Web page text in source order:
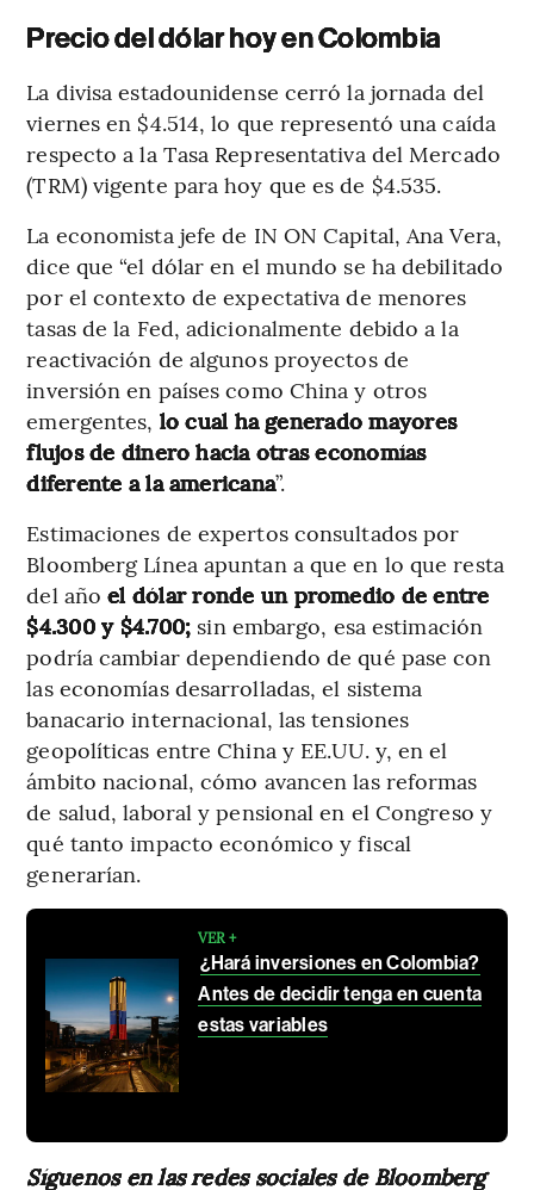
Precio del dólar hoy en Colombia
La divisa estadounidense cerró la jornada del
viernes en $4.514, lo que representó una caída
respecto a la Tasa Representativa del Mercado
(TRM) vigente para hoy que es de $4.535.
La economista jefe de IN ON Capital, Ana Vera,
dice que “el dólar en el mundo se ha debilitado
por el contexto de expectativa de menores
tasas de la Fed, adicionalmente debido a la
reactivación de algunos proyectos de
inversión en países como China y otros
emergentes, lo cual ha generado mayores
flujos de dinero hacia otras economías
diferente a la americana”.
Estimaciones de expertos consultados por
Bloomberg Línea apuntan a que en lo que resta
del añoel dólar ronde un promedio de entre
$4.300 y $4.700; sin embargo, esa estimación
podría cambiar dependiendo de qué pase con
las economías desarrolladas, el sistema
banacario internacional, las tensiones
geopolíticas entre China y EE.UU. y, en el
ámbito nacional, cómo avancen las reformas
de salud, laboral y pensional en el Congreso y
qué tanto impacto económico y fiscal
generarían.
VER +
¿Hará inversiones en Colombia?
Antes de decidir tenga en cuenta
estas variables
Síguenos en las redes sociales de Bloomberg